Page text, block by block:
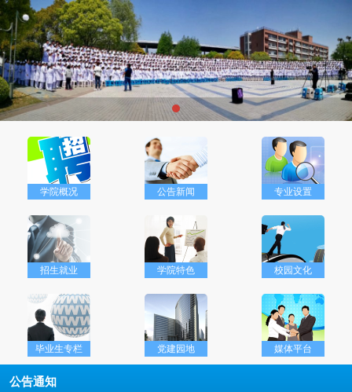
学院概况 公告新闻 专业设置
招生就业 学院特色 校园文化
毕业生专栏 党建园地 媒体平台
公告通知